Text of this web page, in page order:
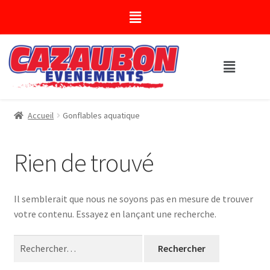
Accueil Gonflables aquatique
Rien de trouvé
Il semblerait que nous ne soyons pas en mesure de trouver
votre contenu. Essayez en lançant une recherche.